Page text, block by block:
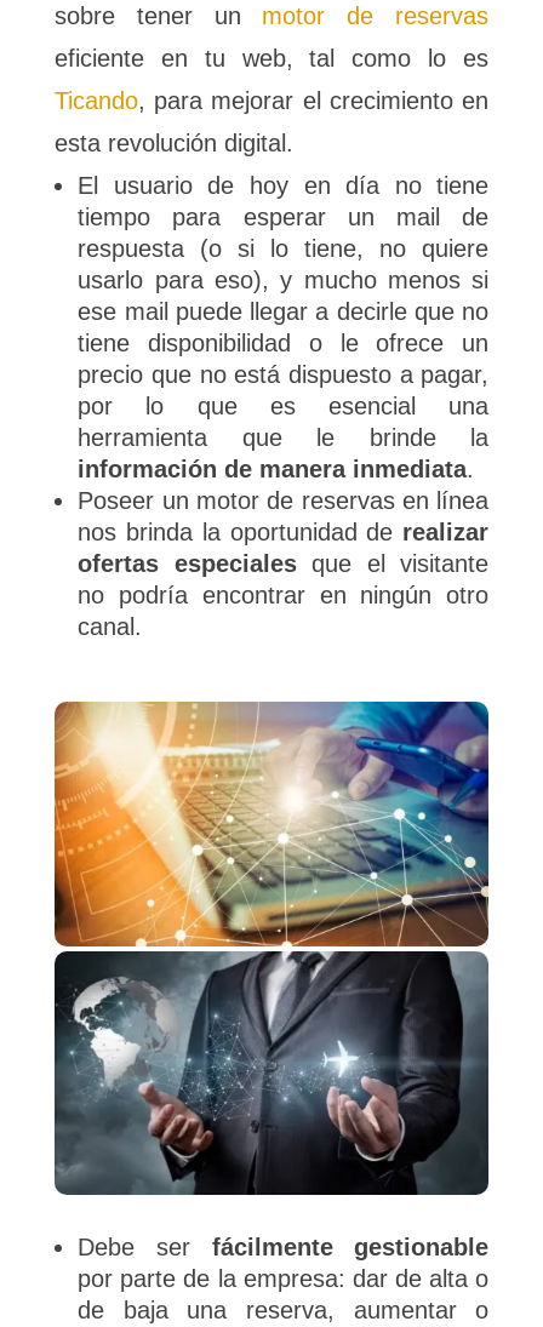
sobre tener un motor de reservas
eficiente en tu web, tal como lo es
Ticando, para mejorar el crecimiento en
esta revolución digital.
El usuario de hoy en día no tiene
tiempo para esperar un mail de
respuesta (o si lo tiene, no quiere
usarlo para eso), y mucho menos si
ese mail puede llegar a decirle que no
tiene disponibilidad o le ofrece un
precio que no está dispuesto a pagar,
por lo que es esencial una
herramienta que le brinde la
información de manera inmediata.
Poseer un motor de reservas en línea
nos brinda la oportunidad de realizar
ofertas especialesque el visitante
no podría encontrar en ningún otro
canal.
Debe ser fácilmente gestionable
por parte de la empresa: dar de alta o
de baja una reserva, aumentar o